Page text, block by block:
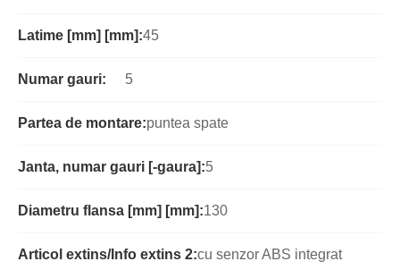
Latime [mm] [mm]:45
Numar gauri: 5
Partea de montare:puntea spate
Janta, numar gauri [-gaura]:5
Diametru flansa [mm] [mm]:130
Articol extins/Info extins 2:cu senzor ABS integrat